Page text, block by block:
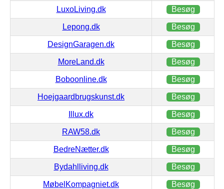
LuxoLiving.dk Besøg
Lepong.dk Besøg
DesignGaragen.dk Besøg
MoreLand.dk Besøg
Boboonline.dk Besøg
Hoejgaardbrugskunst.dk Besøg
Illux.dk Besøg
RAW58.dk Besøg
BedreNætter.dk Besøg
Bydahlliving.dk Besøg
MøbelKompagniet.dk Besøg